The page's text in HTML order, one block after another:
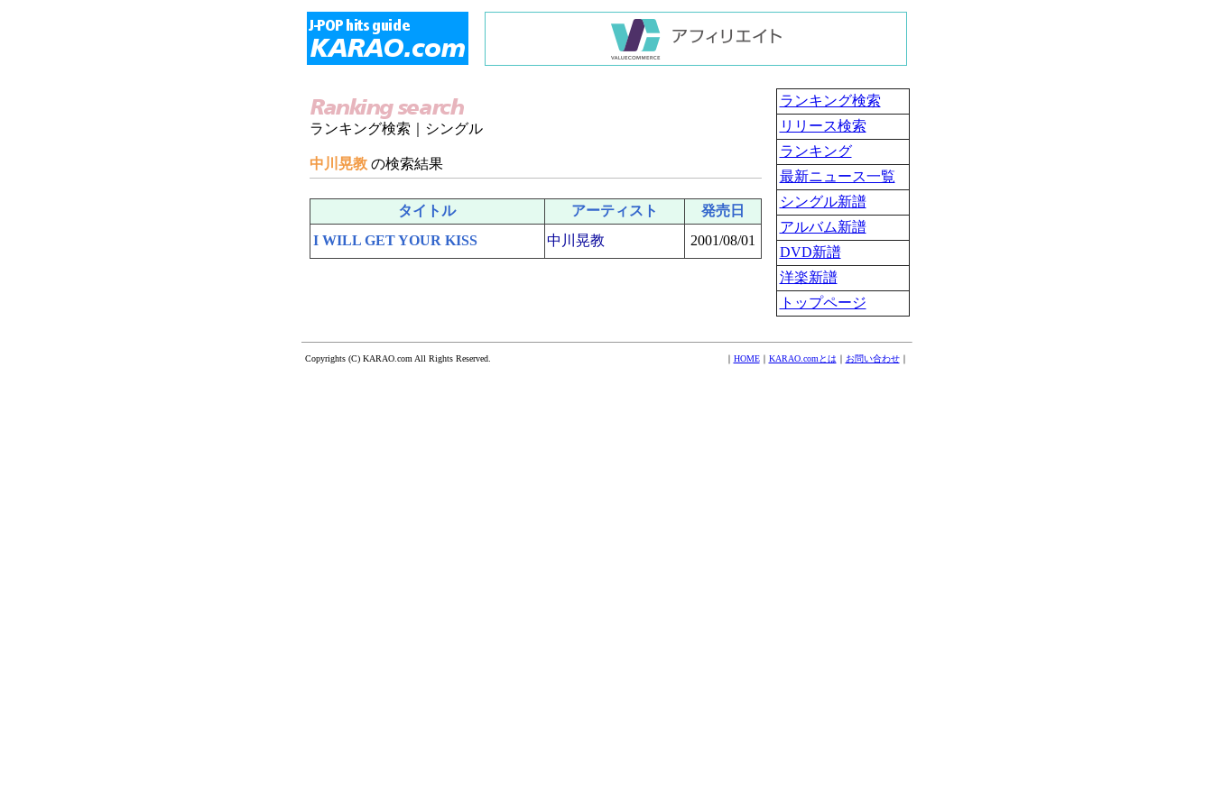
ランキング検索｜シングル
中川晃教 の検索結果
タイトル アーティスト
発売日
I WILL GET YOUR KISS
中川晃教 2001/08/01
ランキング検索
リリース検索
ランキング
最新ニュース一覧
シングル新譜
アルバム新譜
DVD新譜
洋楽新譜
トップページ
Copyrights (C) KARAO.com All Rights Reserved. ｜ HOME｜ KARAO.comとは ｜ お問い合わせ｜